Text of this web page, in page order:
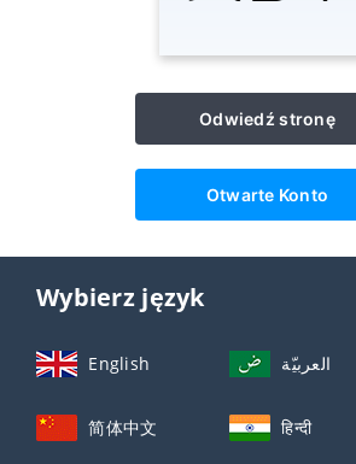
Odwiedź stronę
Otwarte Konto
Wybierz język
English العربيّة
简体中文 हिन्दी